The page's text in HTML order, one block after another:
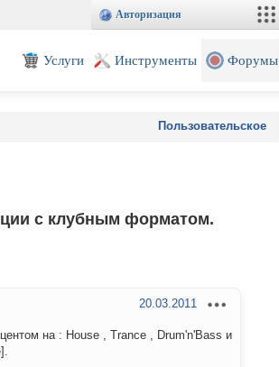
Авторизация
Услуги Инструменты Форумы
Пользовательское
с клубным форматом.
20.03.2011
на : House , Trance , Drum'n'Bass и